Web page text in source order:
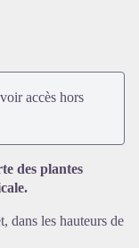
accès hors
des plantes
dans les hauteurs de